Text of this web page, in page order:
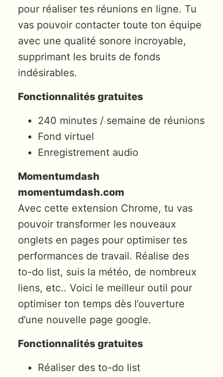
pour réaliser tes réunions en ligne. Tu
vas pouvoir contacter toute ton équipe
avec une qualité sonore incroyable,
supprimant les bruits de fonds
indésirables.
Fonctionnalités gratuites
240 minutes / semaine de réunions
Fond virtuel
Enregistrement audio
Momentumdash
momentumdash.com
Avec cette extension Chrome, tu vas
pouvoir transformer les nouveaux
onglets en pages pour optimiser tes
performances de travail. Réalise des
to-do list, suis la météo, de nombreux
liens, etc.. Voici le meilleur outil pour
optimiser ton temps dès l’ouverture
d’une nouvelle page google.
Fonctionnalités gratuites
Réaliser des to-do list